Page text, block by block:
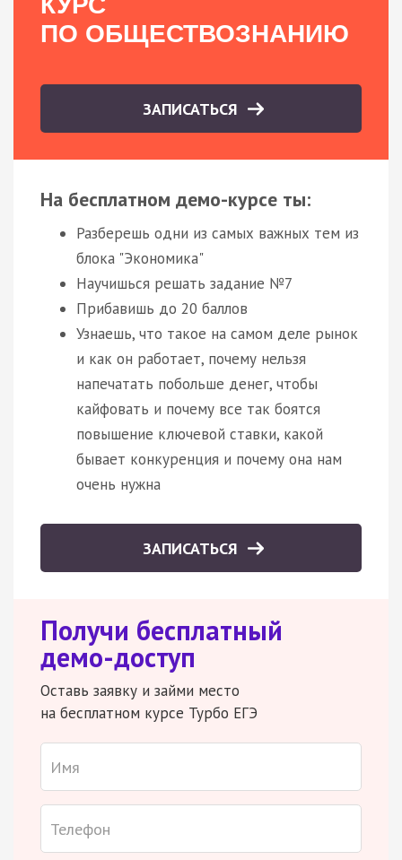
ПО ОБЩЕСТВОЗНАНИЮ
ЗАПИСАТЬСЯ
На бесплатном демо-курсе ты:
Разберешь одни из самых важных тем из
блока "Экономика"
Научишься решать задание №7
Прибавишь до 20 баллов
Узнаешь, что такое на самом деле рынок
и как он работает, почему нельзя
напечатать побольше денег, чтобы
кайфовать и почему все так боятся
повышение ключевой ставки, какой
бывает конкуренция и почему она нам
очень нужна
ЗАПИСАТЬСЯ
Получи бесплатный
демо-доступ
Оставь заявку и займи место
на бесплатном курсе Турбо ЕГЭ